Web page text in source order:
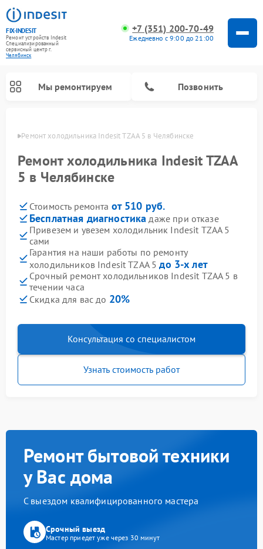
FIX-INDESIT
Ремонт устройств Indesit
Специализированный
cервисный центр г.
Челябинск
+7 (351) 200-70-49
Ежедневно с 9:00 до 21:00
Мы ремонтируем Позвонить
Ремонт холодильника Indesit TZAA 5 в Челябинске
Ремонт холодильника Indesit TZAA
5 в Челябинске
Стоимость ремонта от 510 руб.
Бесплатная диагностика даже при отказе
Привезем и увезем холодильник Indesit TZAA 5
сами
Гарантия на наши работы по ремонту
холодильников Indesit TZAA 5до 3-х лет
Срочный ремонт холодильников Indesit TZAA 5 в
течении часа
Скидка для вас до 20%
Консультация со специалистом
Узнать стоимость работ
Ремонт бытовой техники
у Вас дома
С выездом квалифицированного мастера
Срочный выезд
Мастер приедет уже через 30 минут